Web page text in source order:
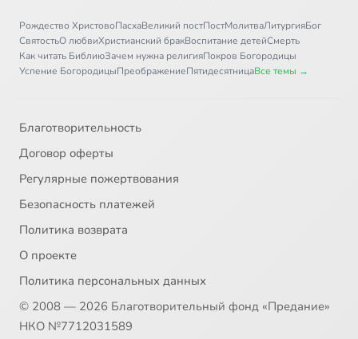
Рождество ХристовоПасхаВеликий постПостМолитваЛитургияБог
СвятостьО любвиХристианский бракВоспитание детейСмерть
Как читать БиблиюЗачем нужна религияПокров Богородицы
Успение БогородицыПреображениеПятидесятницаВсе темы →
Благотворительность
Договор оферты
Регулярные пожертвования
Безопасность платежей
Политика возврата
О проекте
Политика персональных данных
© 2008 — 2026 Благотворительный фонд «Предание»
НКО №7712031589